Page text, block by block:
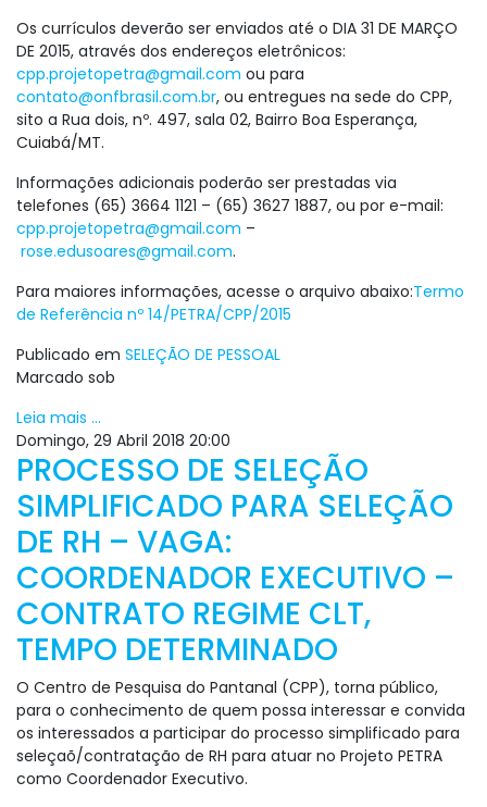
Os currículos deverão ser enviados até o DIA 31 DE MARÇO
DE 2015, através dos endereços eletrônicos:
cpp.projetopetra@gmail.com ou para
contato@onfbrasil.com.br, ou entregues na sede do CPP,
sito a Rua dois, nº. 497, sala 02, Bairro Boa Esperança,
Cuiabá/MT.
Informações adicionais poderão ser prestadas via
telefones (65) 3664 1121 – (65) 3627 1887, ou por e-mail:
cpp.projetopetra@gmail.com –
rose.edusoares@gmail.com.
Para maiores informações, acesse o arquivo abaixo:Termo
de Referência nº 14/PETRA/CPP/2015
Publicado em SELEÇÃO DE PESSOAL
Marcado sob
Leia mais ...
Domingo, 29 Abril 2018 20:00
PROCESSO DE SELEÇÃO
SIMPLIFICADO PARA SELEÇÃO
DE RH – VAGA:
COORDENADOR EXECUTIVO –
CONTRATO REGIME CLT,
TEMPO DETERMINADO
O Centro de Pesquisa do Pantanal (CPP), torna público,
para o conhecimento de quem possa interessar e convida
os interessados a participar do processo simplificado para
seleçaõ/contratação de RH para atuar no Projeto PETRA
como Coordenador Executivo.